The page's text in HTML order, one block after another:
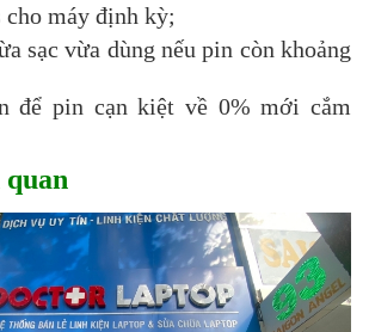
cho máy định kỳ;
sạc vừa dùng nếu pin còn khoảng
để pin cạn kiệt về 0% mới cắm